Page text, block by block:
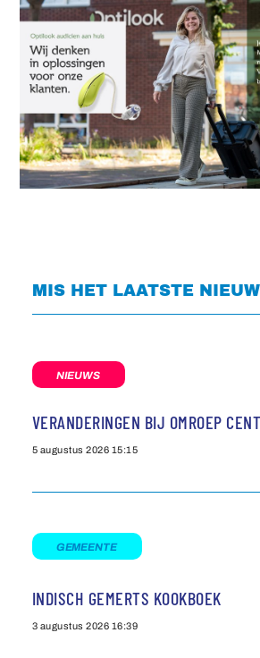
MIS HET LAATSTE
NIEUWS
VERANDERINGEN BIJ OMROEP
5 augustus 2026 15:15
GEMEENTE
INDISCH GEMERTS KOOKBOEK
3 augustus 2026 16:39